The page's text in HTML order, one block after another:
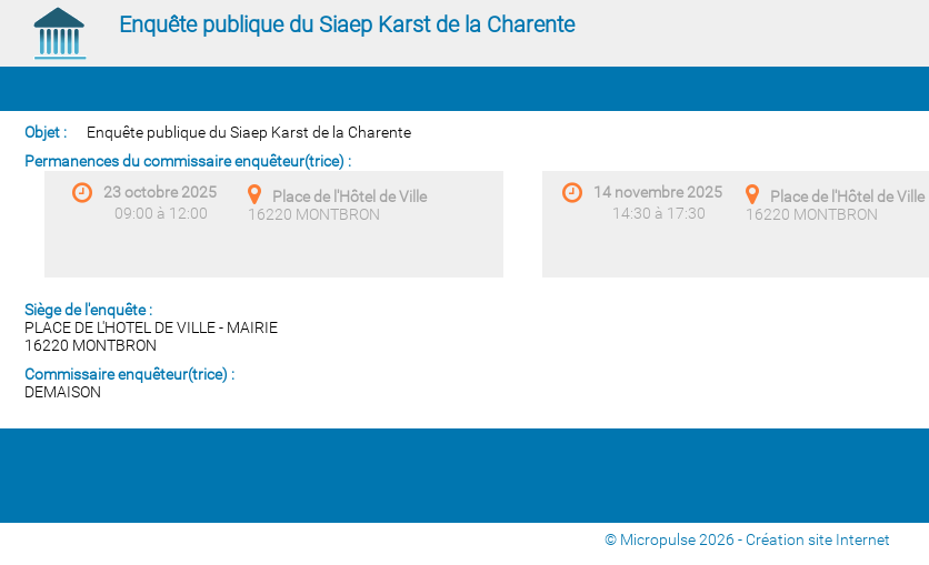
Enquête publique du Siaep Karst de la Charente
Objet :
Enquête publique du Siaep Karst de la Charente
Permanences du commissaire enquêteur(trice) :
23 octobre 2025
09:00 à 12:00
Place de l'Hôtel de Ville
16220 MONTBRON
14 novembre 2025
14:30 à 17:30
Place de l'Hôtel de Ville
16220 MONTBRON
Siège de l'enquête :
PLACE DE L'HOTEL DE VILLE - MAIRIE
16220 MONTBRON
Commissaire enquêteur(trice) :
DEMAISON
© Micropulse 2026 -Création site Internet